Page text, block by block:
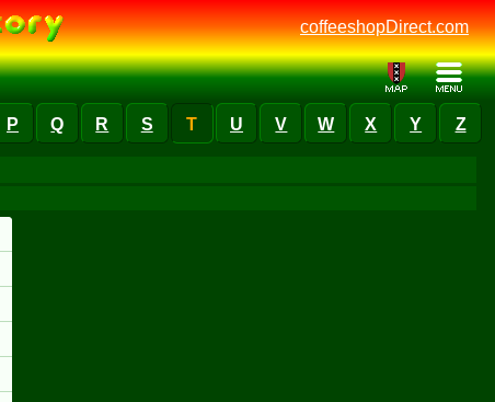
coffeeshopDirect.com
P Q R S T U V W X Y Z